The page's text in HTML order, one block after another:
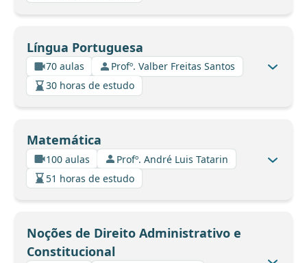
Língua Portuguesa
70 aulas
Profº. Valber Freitas Santos
30 horas de estudo
Matemática
100 aulas
Profº. André Luis Tatarin
51 horas de estudo
Noções de Direito Administrativo e
Constitucional